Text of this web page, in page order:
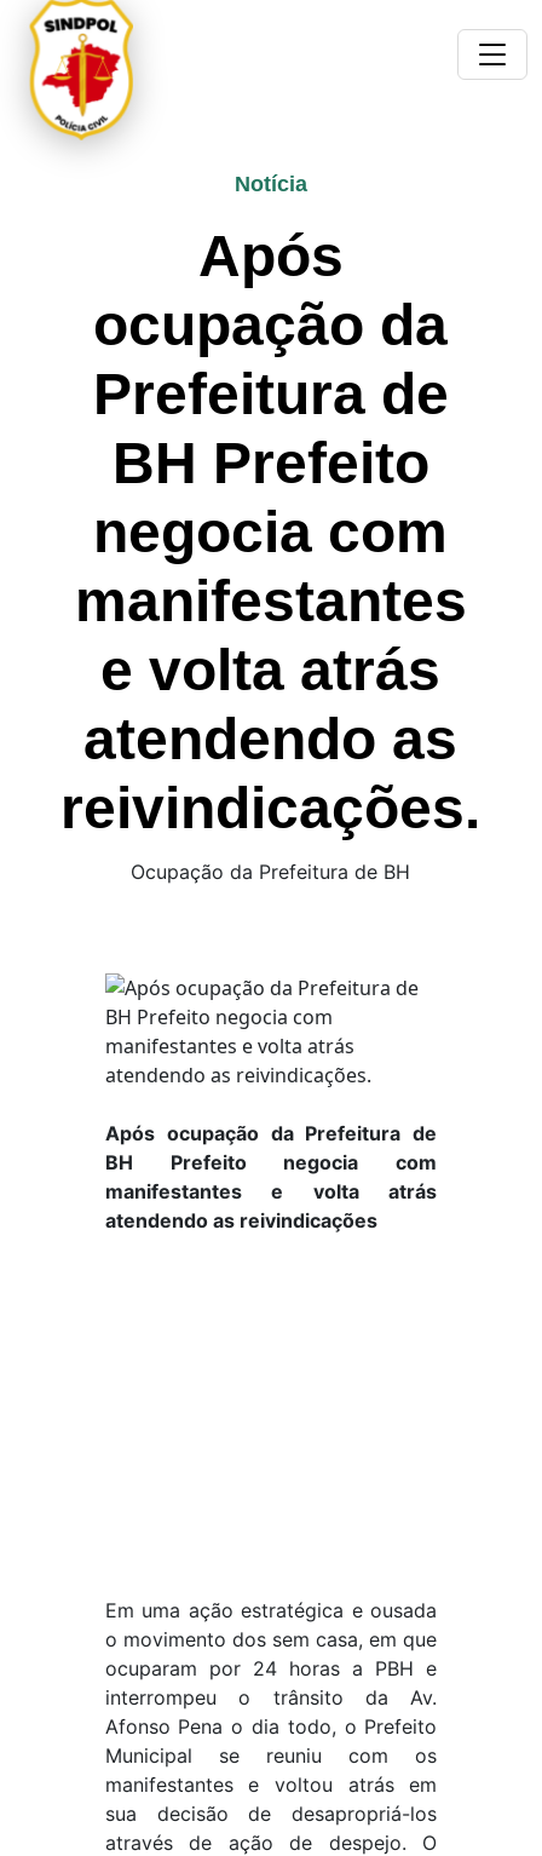
Notícia
Após
ocupação da
Prefeitura de
BH Prefeito
negocia com
manifestantes
e volta atrás
atendendo as
reivindicações.
Ocupação da Prefeitura de BH
Após ocupação da Prefeitura de
BH Prefeito negocia com
manifestantes e volta atrás
atendendo as reivindicações
Em uma ação estratégica e ousada
o movimento dos sem casa, em que
ocuparam por 24 horas a PBH e
interrompeu o trânsito da Av.
Afonso Pena o dia todo, o Prefeito
Municipal se reuniu com os
manifestantes e voltou atrás em
sua decisão de desapropriá-los
através de ação de despejo. O